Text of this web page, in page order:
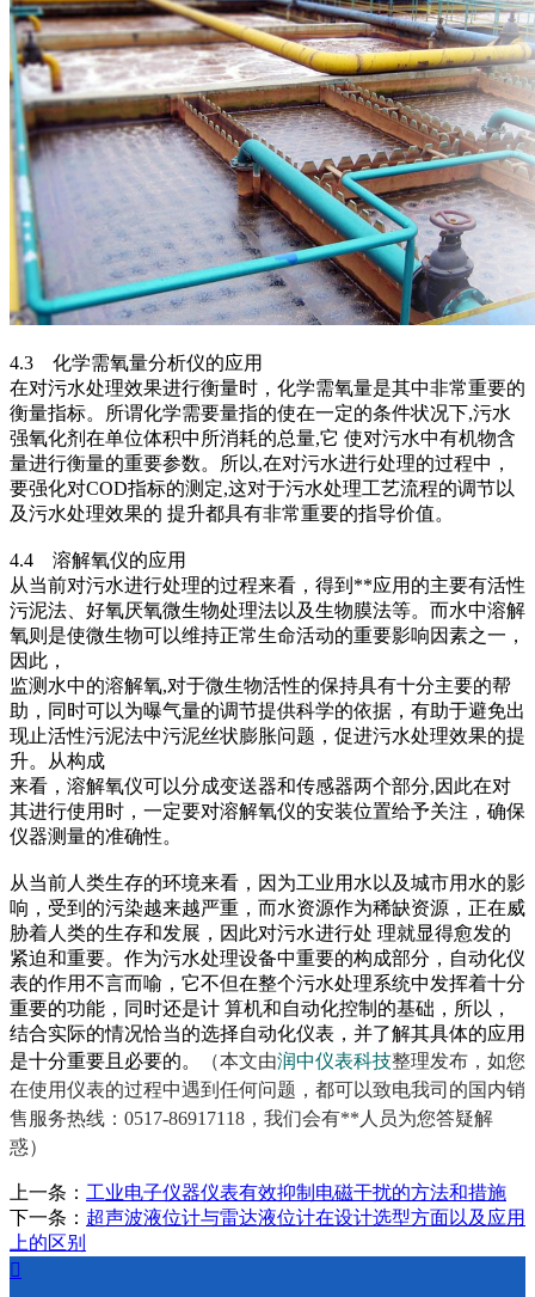
4.3 化学需氧量分析仪的应用
在对污水处理效果进行衡量时，化学需氧量是其中非常重要的
衡量指标。所谓化学需要量指的使在一定的条件状况下,污水
强氧化剂在单位体积中所消耗的总量,它 使对污水中有机物含
量进行衡量的重要参数。所以,在对污水进行处理的过程中，
要强化对COD指标的测定,这对于污水处理工艺流程的调节以
及污水处理效果的 提升都具有非常重要的指导价值。
4.4 溶解氧仪的应用
从当前对污水进行处理的过程来看，得到**应用的主要有活性
污泥法、好氧厌氧微生物处理法以及生物膜法等。而水中溶解
氧则是使微生物可以维持正常生命活动的重要影响因素之一，
因此，
监测水中的溶解氧,对于微生物活性的保持具有十分主要的帮
助，同时可以为曝气量的调节提供科学的依据，有助于避免出
现止活性污泥法中污泥丝状膨胀问题，促进污水处理效果的提
升。从构成
来看，溶解氧仪可以分成变送器和传感器两个部分,因此在对
其进行使用时，一定要对溶解氧仪的安装位置给予关注，确保
仪器测量的准确性。
从当前人类生存的环境来看，因为工业用水以及城市用水的影
响，受到的污染越来越严重，而水资源作为稀缺资源，正在威
胁着人类的生存和发展，因此对污水进行处 理就显得愈发的
紧迫和重要。作为污水处理设备中重要的构成部分，自动化仪
表的作用不言而喻，它不但在整个污水处理系统中发挥着十分
重要的功能，同时还是计 算机和自动化控制的基础，所以，
结合实际的情况恰当的选择自动化仪表，并了解其具体的应用
是十分重要且必要的。
（本文由润中仪表科技整理发布，如您
在使用仪表的过程中遇到任何问题，都可以致电我司的国内销
售服务热线：0517-86917118，我们会有**人员为您答疑解
惑）
上一条： 工业电子仪器仪表有效抑制电磁干扰的方法和措施
下一条： 超声波液位计与雷达液位计在设计选型方面以及应用
上的区别
